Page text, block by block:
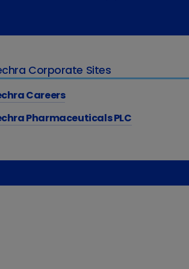
Corporate Sites
Careers
Pharmaceuticals PLC